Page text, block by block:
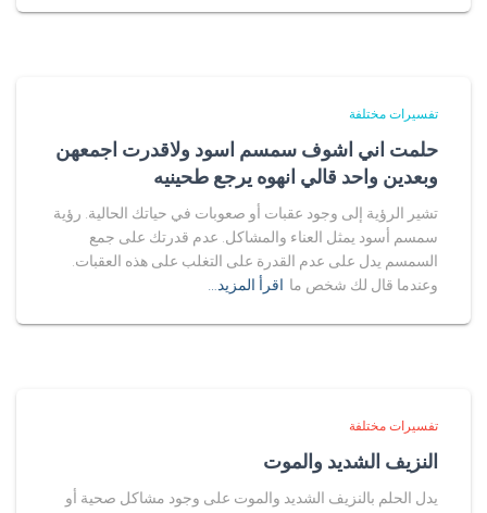
تفسيرات مختلفة
حلمت اني اشوف سمسم اسود ولاقدرت اجمعهن
وبعدين واحد قالي انهوه يرجع طحينيه
تشير الرؤية إلى وجود عقبات أو صعوبات في حياتك الحالية. رؤية
سمسم أسود يمثل العناء والمشاكل. عدم قدرتك على جمع
السمسم يدل على عدم القدرة على التغلب على هذه العقبات.
وعندما قال لك شخص ما اقرأ المزيد…
تفسيرات مختلفة
النزيف الشديد والموت
يدل الحلم بالنزيف الشديد والموت على وجود مشاكل صحية أو